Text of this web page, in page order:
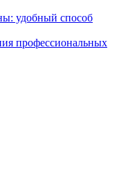
удобный способ
профессиональных